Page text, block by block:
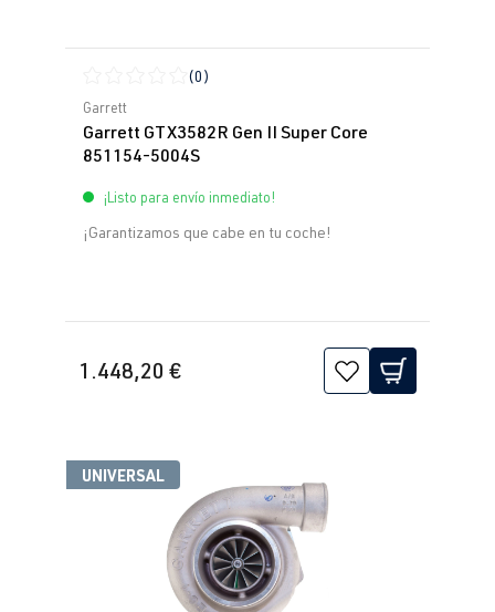
Calificación promedio de 0 de 5 estrellas
(0)
Garrett
Garrett GTX3582R Gen II Super Core
851154-5004S
¡Listo para envío inmediato!
¡Garantizamos que cabe en tu coche!
1.448,20 €
UNIVERSAL